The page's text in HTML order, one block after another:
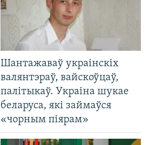
Шантажаваў украінскіх
валянтэраў, вайскоўцаў,
палітыкаў. Украіна шукае
беларуса, які займаўся
«чорным піярам»